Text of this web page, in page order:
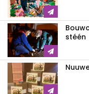
stéén